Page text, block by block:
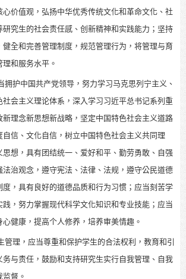
价值观，弘扬中华优秀传统文化和革命文化、社
究生的社会责任感、创新精神和实践能力；坚持
全和完善管理制度，规范管理行为，将管理与育
和服务水平。
拥护中国共产党领导，努力学习马克思列宁主义、
社会主义理论体系，深入学习习近平总书记系列重
理念新思想新战略，坚定中国特色社会主义道路
自信、文化自信，树立中国特色社会主义共同理
想，具有团结统一、爱好和平、勤劳勇敢、自强
治观念，遵守宪法、法律、法规，遵守公民道德
，具有良好的道德品质和行为习惯；应当刻苦学
践，努力掌握现代科学文化知识和专业技能；应当
健康，提高个人修养，培养审美情趣。
管理，应当尊重和保护学生的合法权利，教育和引
与责任，鼓励和支持研究生实行自我管理、自我
督。